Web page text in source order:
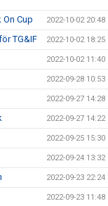
Cup 2022-10-02 20:48
TG&IF 2022-10-02 18:25
2022-10-02 11:40
2022-09-28 10:53
2022-09-27 14:28
2022-09-27 14:22
2022-09-25 15:30
2022-09-24 13:32
2022-09-23 22:24
2022-09-23 11:48